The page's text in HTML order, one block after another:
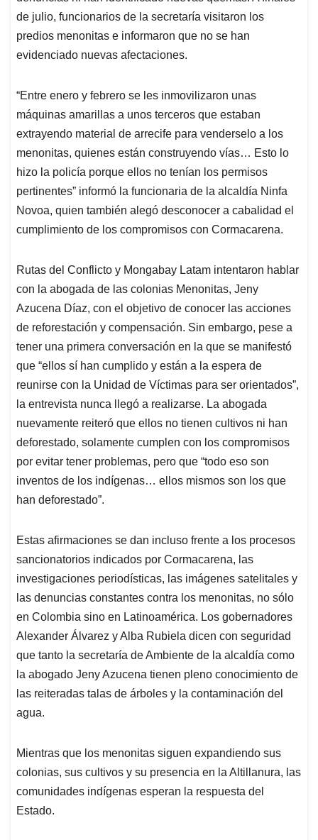
de julio, funcionarios de la secretaría visitaron los
predios menonitas e informaron que no se han
evidenciado nuevas afectaciones.
“Entre enero y febrero se les inmovilizaron unas
máquinas amarillas a unos terceros que estaban
extrayendo material de arrecife para venderselo a los
menonitas, quienes están construyendo vías… Esto lo
hizo la policía porque ellos no tenían los permisos
pertinentes” informó la funcionaria de la alcaldía Ninfa
Novoa, quien también alegó desconocer a cabalidad el
cumplimiento de los compromisos con Cormacarena.
Rutas del Conflicto y Mongabay Latam intentaron hablar
con la abogada de las colonias Menonitas, Jeny
Azucena Díaz, con el objetivo de conocer las acciones
de reforestación y compensación. Sin embargo, pese a
tener una primera conversación en la que se manifestó
que “ellos sí han cumplido y están a la espera de
reunirse con la Unidad de Víctimas para ser orientados”,
la entrevista nunca llegó a realizarse. La abogada
nuevamente reiteró que ellos no tienen cultivos ni han
deforestado, solamente cumplen con los compromisos
por evitar tener problemas, pero que “todo eso son
inventos de los indígenas… ellos mismos son los que
han deforestado”.
Estas afirmaciones se dan incluso frente a los procesos
sancionatorios indicados por Cormacarena, las
investigaciones periodísticas, las imágenes satelitales y
las denuncias constantes contra los menonitas, no sólo
en Colombia sino en Latinoamérica. Los gobernadores
Alexander Álvarez y Alba Rubiela dicen con seguridad
que tanto la secretaría de Ambiente de la alcaldía como
la abogado Jeny Azucena tienen pleno conocimiento de
las reiteradas talas de árboles y la contaminación del
agua.
Mientras que los menonitas siguen expandiendo sus
colonias, sus cultivos y su presencia en la Altillanura, las
comunidades indígenas esperan la respuesta del
Estado.